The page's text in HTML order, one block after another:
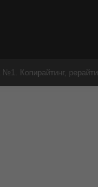
Копирайтинг,